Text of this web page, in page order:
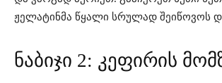
ჟელატინმა წყალი სრულად შეიწოვოს
ნაბიჯი 2: კეფირის